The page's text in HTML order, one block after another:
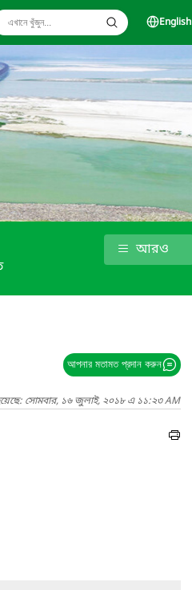
English
আরও
আপনার মতামত প্রদান করুন
সোমবার, ১৬ জুলাই, ২০১৮ এ ১১:২৩ AM